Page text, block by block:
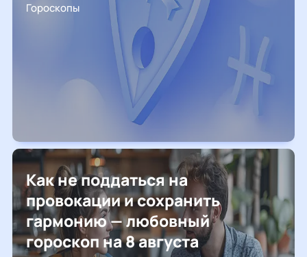
Гороскопы
Как не поддаться на
провокации и сохранить
гармонию — любовный
гороскоп на 8 августа